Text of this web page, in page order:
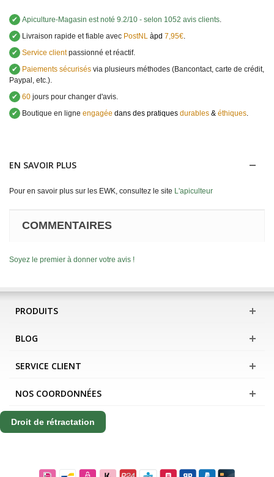
✔ Apiculture-Magasin est noté 9.2/10 - selon 1052 avis clients.
✔
Livraison rapide et fiable avec PostNL àpd 7,95€.
✔ Service clientpassionné et réactif.
✔
Paiements sécurisés via plusieurs méthodes (Bancontact, carte de crédit,
Paypal, etc.).
✔ 60 jours pour changer d'avis.
✔
Boutique en ligne engagée dans des pratiques durables & éthiques.
EN SAVOIR PLUS
Pour en savoir plus sur les EWK, consultez le site L'apiculteur
COMMENTAIRES
Soyez le premier à donner votre avis !
PRODUITS
BLOG
SERVICE CLIENT
NOS COORDONNÉES
Droit de rétractation